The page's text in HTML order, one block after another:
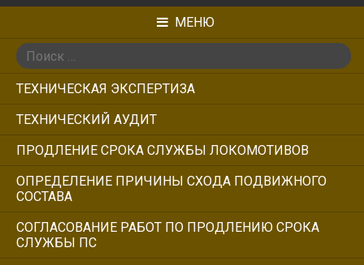
МЕНЮ
Поиск:
ТЕХНИЧЕСКАЯ ЭКСПЕРТИЗА
ТЕХНИЧЕСКИЙ АУДИТ
ПРОДЛЕНИЕ СРОКА СЛУЖБЫ ЛОКОМОТИВОВ
ОПРЕДЕЛЕНИЕ ПРИЧИНЫ СХОДА ПОДВИЖНОГО
СОСТАВА
СОГЛАСОВАНИЕ РАБОТ ПО ПРОДЛЕНИЮ СРОКА
СЛУЖБЫ ПС